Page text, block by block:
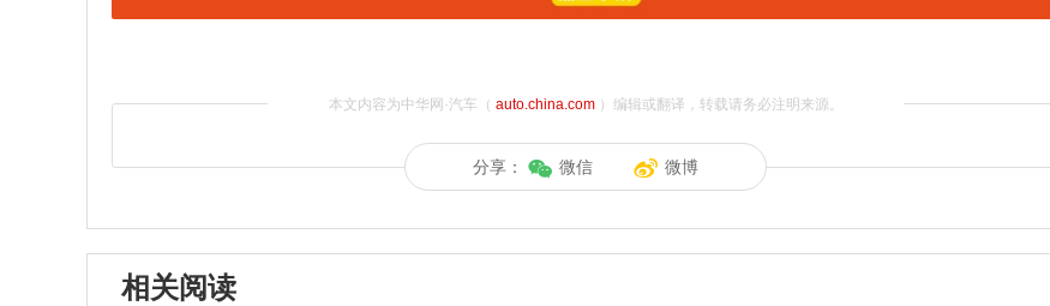
本文内容为中华网·汽车（ auto.china.com）编辑或翻译，转载请务必注明来源。
分享： 微信 微博
相关阅读